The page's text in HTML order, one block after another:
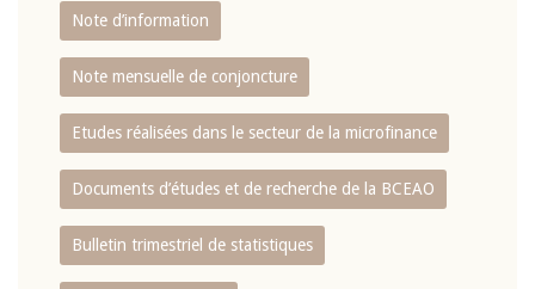
Note d’information
Note mensuelle de conjoncture
Etudes réalisées dans le secteur de la microfinance
Documents d’études et de recherche de la BCEAO
Bulletin trimestriel de statistiques